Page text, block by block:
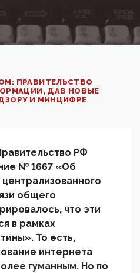
ПРАВИТЕЛЬСТВО
ДАВ НОВЫЕ
И МИНЦИФРЕ
РФ
№ 1667 «Об
общего
что эти
в рамках
То есть,
интернета
гуманным. Но по